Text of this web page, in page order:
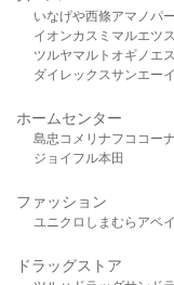
いなげや西條アマノパ
イオンカスミ マルエツ
ツルヤマルト オギノ エ
ダイレックスサンエー
ホームセンター
島忠 コメリ ナフコ コー
ジョイフル本田
ファッション
ユニクロ しまむら アベ
ドラッグストア